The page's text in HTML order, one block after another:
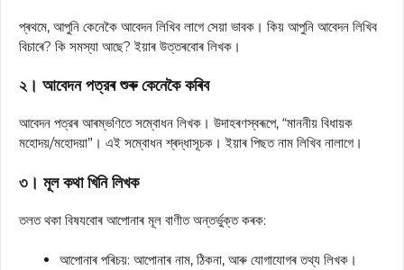
প্ৰথমে, আপুনি কেনেকৈ আবেদন লিখিব লাগে সেয়া ভাবক। কিয় আপুনি আবেদন লিখিব
বিচাৰে? কি সমস্যা আছে? ইয়াৰ উত্তৰবোৰ লিখক।
২। আবেদন পত্রৰ শুৰু কেনেকৈ কৰিব
আবেদন পত্রৰ আৰম্ভণিতে সম্বোধন লিখক। উদাহৰণস্বৰূপে, “মাননীয় বিধায়ক
মহোদয়/মহোদয়া”। এই সম্বোধন শ্ৰদ্ধাসূচক। ইয়াৰ পিছত নাম লিখিব নালাগে।
৩। মূল কথা খিনি লিখক
তলত থকা বিষযবোৰ আপোনাৰ মূল বাণীত অন্তৰ্ভুক্ত কৰক:
আপোনাৰ পৰিচয়: আপোনাৰ নাম, ঠিকনা, আৰু যোগাযোগৰ তথ্য লিখক।